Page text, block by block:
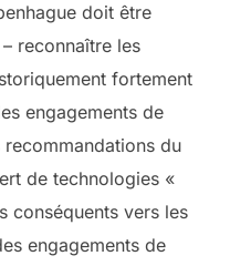
doit être
reconnaître les
fortement
engagements de
du
de technologies «
conséquents vers les
engagements de